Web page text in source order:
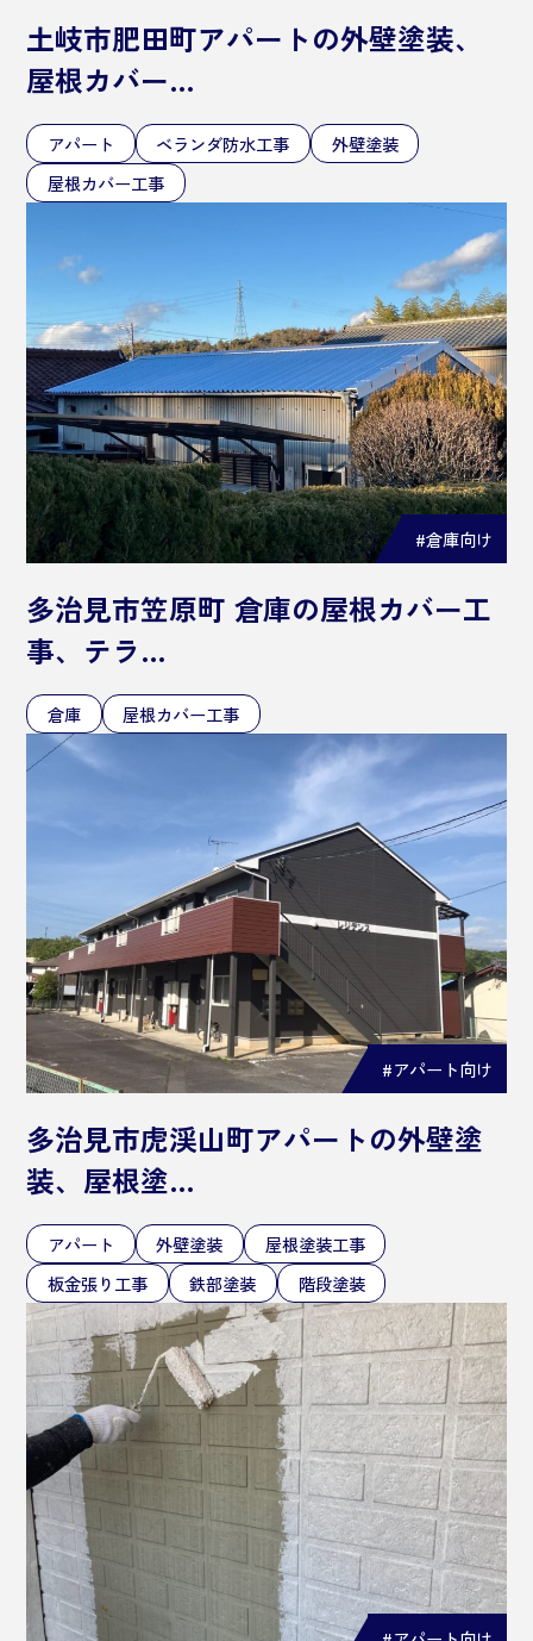
土岐市肥田町アパートの外壁塗装、
屋根カバー…
アパート ベランダ防水工事
外壁塗装
屋根カバー工事
#倉庫向け
多治見市笠原町 倉庫の屋根カバー工
事、テラ…
倉庫 屋根カバー工事
#アパート向け
多治見市虎渓山町アパートの外壁塗
装、屋根塗…
アパート 外壁塗装
屋根塗装工事
板金張り工事
鉄部塗装 階段塗装